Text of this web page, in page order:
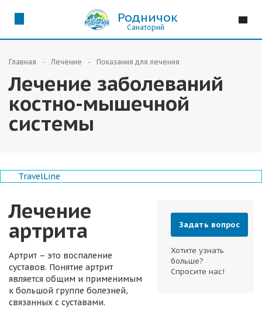
Родничок
Санаторий
Главная Лечение Показания для лечения
Лечение заболеваний
костно-мышечной
системы
TravelLine
Задать вопрос
Хотите узнать
больше?
Спросите нас!
Лечение
артрита
Артрит – это воспаление
суставов. Понятие артрит
является общим и применимым
к большой группе болезней,
связанных с суставами.